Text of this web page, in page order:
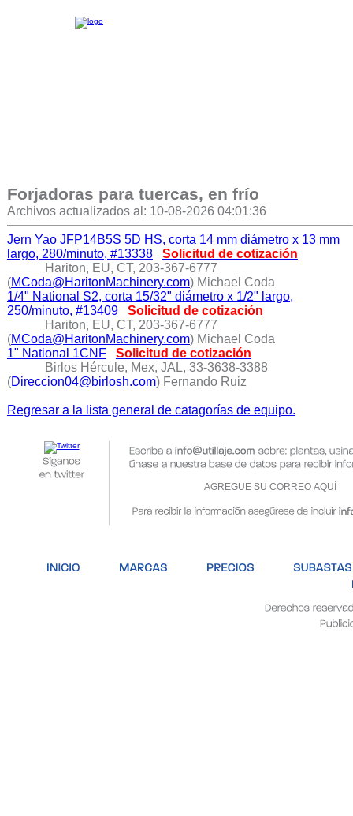
Forjadoras para tuercas, en frío
Archivos actualizados al: 10-08-2026 04:01:36
Jern Yao JFP14B5S 5D HS, corta 14 mm diámetro x 13 mm
largo, 280/minuto, #13338
Solicitud de cotización
Hariton, EU, CT, 203-367-6777
(MCoda@HaritonMachinery.com) Michael Coda
1/4" National S2, corta 15/32" diámetro x 1/2" largo,
250/minuto, #13409
Solicitud de cotización
Hariton, EU, CT, 203-367-6777
(MCoda@HaritonMachinery.com) Michael Coda
1" National 1CNF
Solicitud de cotización
Birlos Hércule, Mex, JAL, 33-3638-3388
(Direccion04@birlosh.com) Fernando Ruiz
Regresar a la lista general de catagorías de equipo.